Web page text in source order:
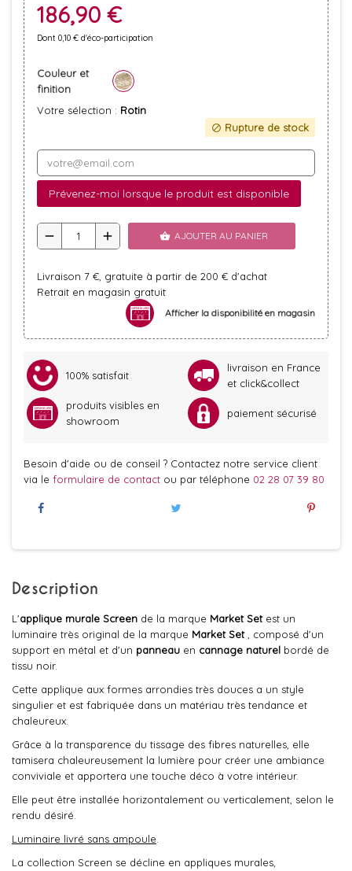
186,90 €
Dont 0,10 € d'éco-participation
Couleur et
finition
Votre sélection : Rotin
block Rupture de stock
Prévenez-moi lorsque le produit est disponible
remove add shopping_basket AJOUTER AU PANIER
Livraison 7 €, gratuite à partir de 200 € d'achat
Retrait en magasin gratuit
Afficher la disponibilité en magasin
100% satisfait
livraison en France
et click&collect
produits visibles en
showroom
paiement sécurisé
Besoin d'aide ou de conseil ? Contactez notre service client
via le formulaire de contact ou par téléphone 02 28 07 39 80
Description
L'applique murale Screen de la marque Market Setest un
luminaire très original de la marque Market Set, composé d'un
support en métal et d'un panneau en cannage naturel bordé de
tissu noir.
Cette applique aux formes arrondies très douces a un style
singulier et est fabriquée dans un matériau très tendance et
chaleureux.
Grâce à la transparence du tissage des fibres naturelles, elle
tamisera chaleureusement la lumière pour créer une ambiance
conviviale et apportera une touche déco à votre intérieur.
Elle peut être installée horizontalement ou verticalement, selon le
rendu désiré.
Luminaire livré sans ampoule
La collection Screen se décline en appliques murales,